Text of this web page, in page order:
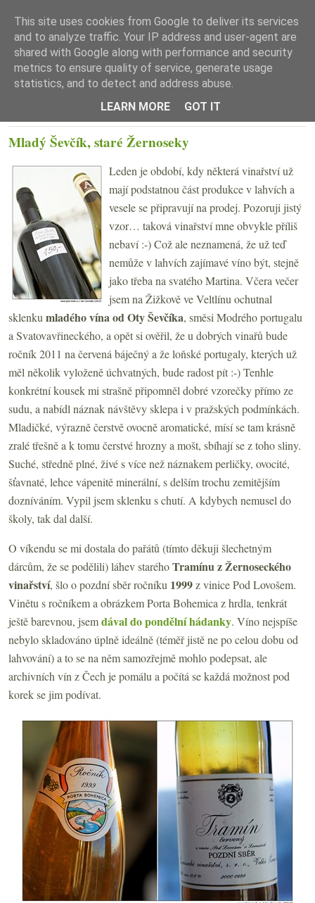
☰ Menu
Mladý Ševčík, staré Žernoseky
Leden je období, kdy některá vinařství už
mají podstatnou část produkce v lahvích a
vesele se připravují na prodej. Pozoruji jistý
vzor… taková vinařství mne obvykle příliš
nebaví :-) Což ale neznamená, že už teď
nemůže v lahvích zajímavé víno být, stejně
jako třeba na svatého Martina. Včera večer
jsem na Žižkově ve Veltlínu ochutnal
sklenku mladého vína od Oty Ševčíka, směsi Modrého portugalu
a Svatovavřineckého, a opět si ověřil, že u dobrých vinařů bude
ročník 2011 na červená báječný a že loňské portugaly, kterých už
měl několik vyloženě úchvatných, bude radost pít :-) Tenhle
konkrétní kousek mi strašně připomněl dobré vzorečky přímo ze
sudu, a nabídl náznak návštěvy sklepa i v pražských podmínkách.
Mladičké, výrazně čerstvě ovocně aromatické, mísí se tam krásně
zralé třešně a k tomu čerstvé hrozny a mošt, sbíhají se z toho sliny.
Suché, středně plné, živé s více než náznakem perličky, ovocité,
šťavnaté, lehce vápenitě minerální, s delším trochu zemitějším
dozníváním. Vypil jsem sklenku s chutí. A kdybych nemusel do
školy, tak dal další.
O víkendu se mi dostala do pařátů (tímto děkuji šlechetným
dárcům, že se podělili) láhev staréhoTramínu z Žernoseckého
vinařství, šlo o pozdní sběr ročníku 1999z vinice Pod Lovošem.
Vinětu s ročníkem a obrázkem Porta Bohemica z hrdla, tenkrát
ještě barevnou, jsemdával do pondělní hádanky. Víno nejspíše
nebylo skladováno úplně ideálně (téměř jistě ne po celou dobu od
lahvování) a to se na něm samozřejmě mohlo podepsat, ale
archivních vín z Čech je pomálu a počítá se každá možnost pod
korek se jim podívat.
This site uses cookies from Google to deliver its services
and to analyze traffic. Your IP address and user-agent are
shared with Google along with performance and security
metrics to ensure quality of service, generate usage
statistics, and to detect and address abuse.
LEARN MORE
GOT IT